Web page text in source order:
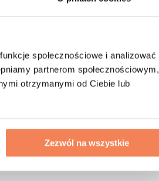
społecznościowe i analizować
partnerom społecznościowym,
otrzymanymi od Ciebie lub
Zezwól na wszystkie